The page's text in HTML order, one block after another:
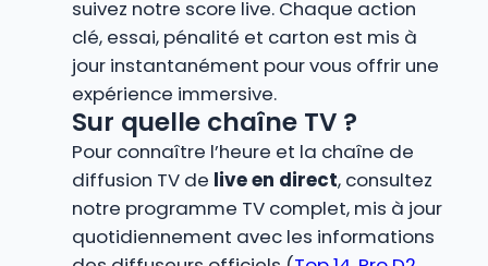
suivez notre score live. Chaque action
clé, essai, pénalité et carton est mis à
jour instantanément pour vous offrir une
expérience immersive.
Sur quelle chaîne TV ?
Pour connaître l’heure et la chaîne de
diffusion TV de live en direct, consultez
notre programme TV complet, mis à jour
quotidiennement avec les informations